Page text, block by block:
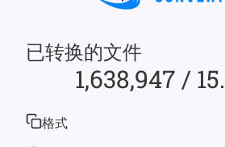
已转换的文件
1,638,947 /
格式